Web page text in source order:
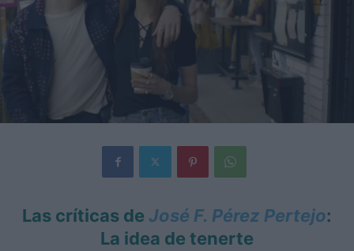
Las críticas de José F. Pérez Pertejo:
La idea de tenerte